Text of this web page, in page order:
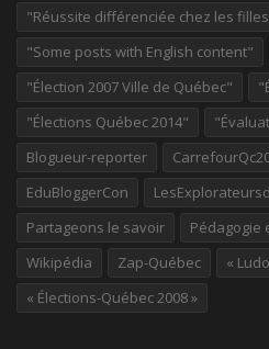
"Réussite différenciée chez les
"Some posts with English content"
"Élection 2007 Ville de Québec"
"Élections Québec 2014"
Blogueur-reporter
EduBloggerCon
Partageons le savoir
Pédagogie
Wikipédia
Zap-Québec
«
« Élections-Québec 2008 »